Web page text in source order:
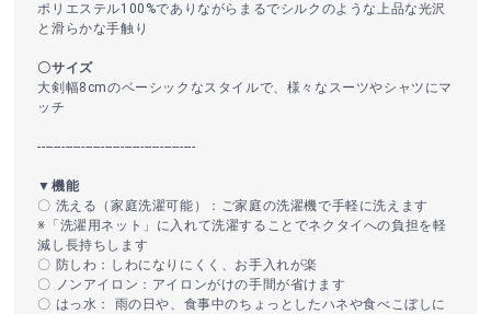
ポリエステル100%でありながらまるでシルクのような上品な光沢
と滑らかな手触り
〇サイズ
大剣幅8cmのベーシックなスタイルで、様々なスーツやシャツにマ
ッチ
----------------------------------------
▼機能
〇 洗える（家庭洗濯可能）：ご家庭の洗濯機で手軽に洗えます
※「洗濯用ネット」に入れて洗濯することでネクタイへの負担を軽
減し長持ちします
〇 防しわ：しわになりにくく、お手入れが楽
〇 ノンアイロン：アイロンがけの手間が省けます
〇 はっ水： 雨の日や、食事中のちょっとしたハネや食べこぼしに